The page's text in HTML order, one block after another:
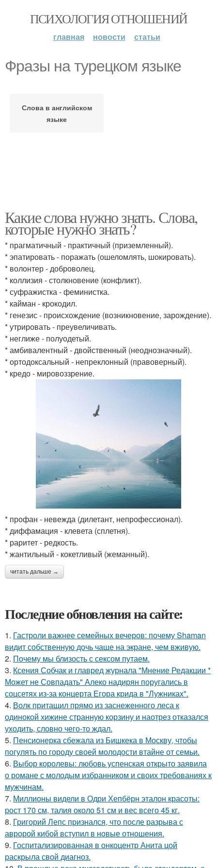
ПСИХОЛОГИЯ ОТНОШЕНИЙ
главная новости статьи
Фразы на турецком языке
Слова в английском
языке
Какие слова нужно знать. Слова,
которые нужно знать?
* прагматичный - практичный (приземленный).
* эпатировать - поражать (ошеломлять, шокировать).
* волонтер - доброволец.
* коллизия - столкновение (конфликт).
* суфражистка - феминистка.
* кайман - крокодил.
* генезис - происхождение (возникновение, зарождение).
* утрировать - преувеличивать.
* неглиже - полуодетый.
* амбивалентный - двойственный (неоднозначный).
* ортодоксальный - непреклонный (правоверный).
* кредо - мировоззрение.
* профан - невежда (дилетант, непрофессионал).
* диффамация - клевета (сплетня).
* раритет - редкость.
* жантильный - кокетливый (жеманный).
читать дальше →
Последние обновления на сайте:
1. Гастроли важнее семейных вечеров: почему Shaman
видит собственную дочь чаще на экране, чем вживую.
2. Почему мы близость с сексом путаем.
3. Ксения Собчак и главред журнала "Мнение Редакции *
Может не Совпадать" Алеко надирян поругались в
соцсетях из-за концерта Егора крида в "Лужниках".
4. Волк притащил прямо из заснеженного леса к
одинокой хижине странную корзину и наотрез отказался
уходить, словно чего-то ждал.
5. Пенсионерка сбежала из Бишкека в Москву, чтобы
погулять по городу своей молодости втайне от семьи.
6. Выбор королевы: любовь успенская открыто заявила
о романе с молодым избранником и своих требованиях к
мужчинам.
7. Миллионы видели в Одри Хепбёрн эталон красоты:
рост 170 см, талия около 51 см и вес всего 45 кг.
8. Григорий Лепс признался, что после разрыва с
авророй кибой вступил в новые отношения.
9. Госпитализированная в онкоцентр Анита цой
раскрыла свой диагноз.